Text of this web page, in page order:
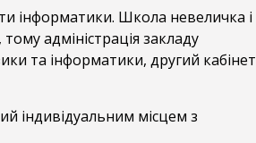
інформатики. Школа невеличка і
адміністрація закладу
та інформатики, другий кабінет
індивідуальним місцем з